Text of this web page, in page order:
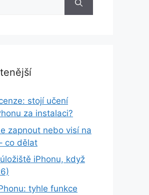
stojí učení
za instalaci?
zapnout nebo visí na
co dělat
iPhonu, když
tyhle funkce